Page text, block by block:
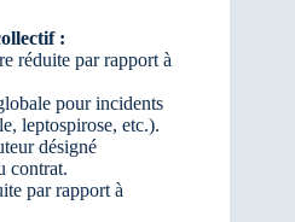
:
réduite par rapport à
pour incidents
leptospirose, etc.).
désigné
contrat.
par rapport à